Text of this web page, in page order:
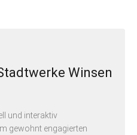
Winsen
und interaktiv
gewohnt engagierten